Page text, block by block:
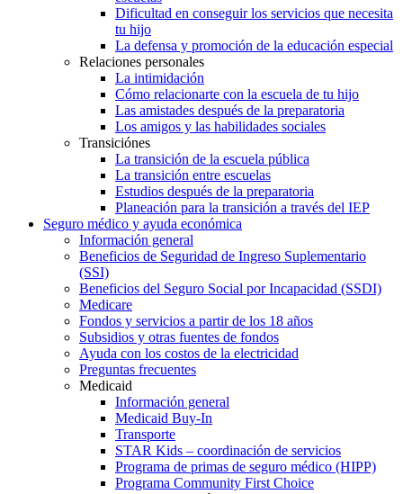
Dificultad en conseguir los servicios que necesita
tu hijo
La defensa y promoción de la educación especial
Relaciones personales
La intimidación
Cómo relacionarte con la escuela de tu hijo
Las amistades después de la preparatoria
Los amigos y las habilidades sociales
Transiciónes
La transición de la escuela pública
La transición entre escuelas
Estudios después de la preparatoria
Planeación para la transición a través del IEP
Seguro médico y ayuda económica
Información general
Beneficios de Seguridad de Ingreso Suplementario
(SSI)
Beneficios del Seguro Social por Incapacidad (SSDI)
Medicare
Fondos y servicios a partir de los 18 años
Subsidios y otras fuentes de fondos
Ayuda con los costos de la electricidad
Preguntas frecuentes
Medicaid
Información general
Medicaid Buy-In
Transporte
STAR Kids – coordinación de servicios
Programa de primas de seguro médico (HIPP)
Programa Community First Choice